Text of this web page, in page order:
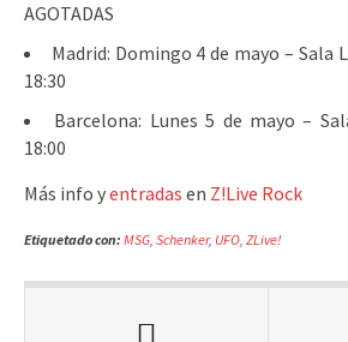
AGOTADAS
Madrid: Domingo 4 de mayo – Sala
18:30
Barcelona: Lunes 5 de mayo –
18:00
Más info yentradas en Z!Live Rock
Etiquetado con: MSG, Schenker, UFO, ZLive!